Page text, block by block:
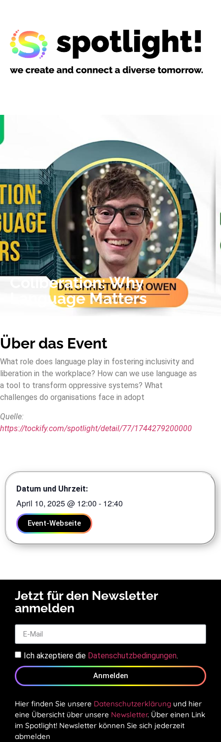
Coliberation: Why
Language Matters
Über das Event
What role does language play in fostering inclusivity and
liberation in the workplace? How can we use language as
a tool to transform oppressive systems? What
challenges do organisations face in adopt
Quelle:
https://tockify.com/spotlight/detail/77/1744279200000
Datum und Uhrzeit:
April 10, 2025@ 12:00 - 12:40
Event-Webseite
Jetzt für den Newsletter
anmelden
Ich akzeptiere die Datenschutzbedingungen.
Anmelden
Hier finden Sie unsere Datenschutzerklärung und hier
eine Übersicht über unsere Newsletter. Über einen Link
im Spotlight! Newsletter können Sie sich jederzeit
abmelden